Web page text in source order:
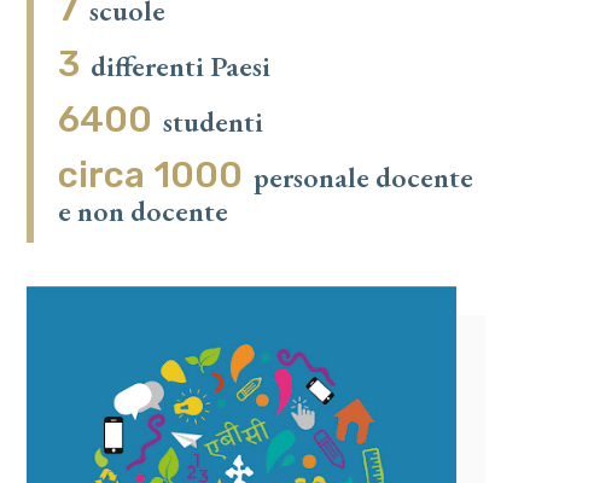
scuole
3 differenti Paesi
6400 studenti
circa 1000 personale docente
e non docente